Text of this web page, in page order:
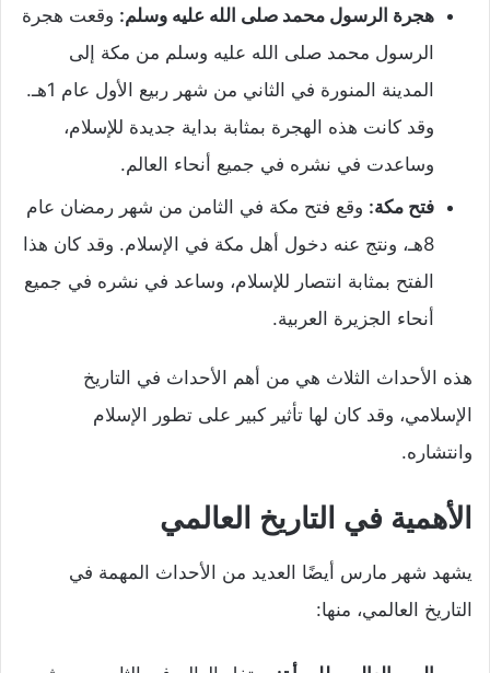
هجرة الرسول محمد صلى الله عليه وسلم: وقعت هجرة
الرسول محمد صلى الله عليه وسلم من مكة إلى
المدينة المنورة في الثاني من شهر ربيع الأول عام 1هـ.
وقد كانت هذه الهجرة بمثابة بداية جديدة للإسلام،
وساعدت في نشره في جميع أنحاء العالم.
فتح مكة: وقع فتح مكة في الثامن من شهر رمضان عام
8هـ، ونتج عنه دخول أهل مكة في الإسلام. وقد كان هذا
الفتح بمثابة انتصار للإسلام، وساعد في نشره في جميع
أنحاء الجزيرة العربية.
هذه الأحداث الثلاث هي من أهم الأحداث في التاريخ
الإسلامي، وقد كان لها تأثير كبير على تطور الإسلام
وانتشاره.
الأهمية في التاريخ العالمي
يشهد شهر مارس أيضًا العديد من الأحداث المهمة في
التاريخ العالمي، منها: